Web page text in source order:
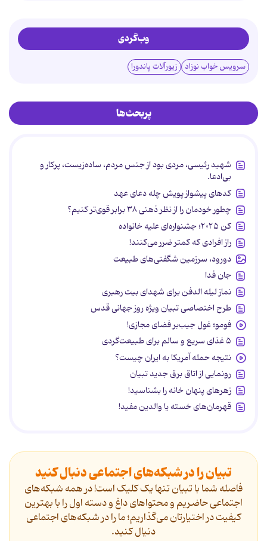
وب‌گردی
سرویس خواب نوزاد زیورآلات پاندورا
پربحث‌ها
شهید رئیسی، مردی بود از جنس مردم، ساده‌زیست، پرکار و
بی‌ادعا.
کدهای پیشواز پویش چله دعای عهد
چطور خودمان را از نظر ذهنی ۳۸ برابر قوی‌تر کنیم؟
کن ۲۰۲۵؛ جشنواره‌ای علیه خانواده
راز افرادی که کمتر ضرر می‌کنند!
دورود، سرزمین شگفتی‌های طبیعت
جان فدا
نماز لیله الدفن برای شهدای بیت رهبری
طرح اختصاصی تبیان ویژه روز جهانی قدس
فومو؛ غول جیب‌بر فضای مجازی!
۵ غذای سریع و سالم برای طبیعت‌گردی
نتیجه حمله آمریکا به ایران چیست؟
رونمایی از اتاق برق جدید تبیان
زهرهای پنهان خانه را بشناسید!
قهرمان‌های خسته یا والدین مفید!
تبیان را در شبکه‌های اجتماعی دنبال کنید
فاصله شما با تبیان تنها یک کلیک است! در همه شبکه‌های
اجتماعی حاضریم و محتواهای داغ و دسته اول را با بهترین
کیفیت در اختیارتان می‌گذاریم؛ ما را در شبکه‌های اجتماعی
دنیال کنید.